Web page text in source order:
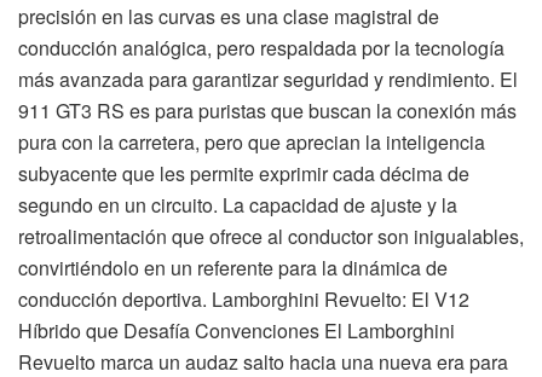
precisión en las curvas es una clase magistral de
conducción analógica, pero respaldada por la tecnología
más avanzada para garantizar seguridad y rendimiento. El
911 GT3 RS es para puristas que buscan la conexión más
pura con la carretera, pero que aprecian la inteligencia
subyacente que les permite exprimir cada décima de
segundo en un circuito. La capacidad de ajuste y la
retroalimentación que ofrece al conductor son inigualables,
convirtiéndolo en un referente para la dinámica de
conducción deportiva. Lamborghini Revuelto: El V12
Híbrido que Desafía Convenciones El Lamborghini
Revuelto marca un audaz salto hacia una nueva era para